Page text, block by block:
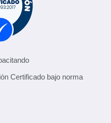
Certificado bajo norma